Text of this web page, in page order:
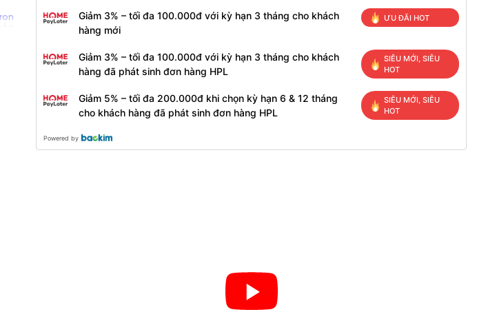
Giảm 3% – tối đa 100.000đ với kỳ hạn 3 tháng cho khách
hàng mới
ƯU ĐÃI HOT
Giảm 3% – tối đa 100.000đ với kỳ hạn 3 tháng cho khách
hàng đã phát sinh đơn hàng HPL
SIÊU MỚI, SIÊU
HOT
Giảm 5% – tối đa 200.000đ khi chọn kỳ hạn 6 & 12 tháng
cho khách hàng đã phát sinh đơn hàng HPL
SIÊU MỚI, SIÊU
HOT
Powered by